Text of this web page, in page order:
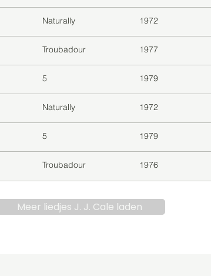
Naturally 1972
Troubadour 1977
5 1979
Naturally 1972
5 1979
Troubadour 1976
Meer liedjes J. J. Cale laden